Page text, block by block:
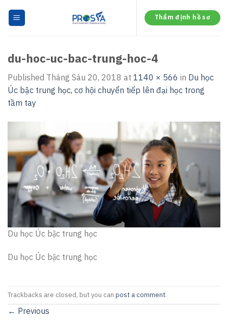
Thẩm định hồ sơ
du-hoc-uc-bac-trung-hoc-4
Published Tháng Sáu 20, 2018 at 1140 × 566 in Du học
Úc bậc trung học, cơ hội chuyển tiếp lên đại học trong
tầm tay
Du học Úc bậc trung học
Du học Úc bậc trung học
Trackbacks are closed, but you can post a comment.
← Previous